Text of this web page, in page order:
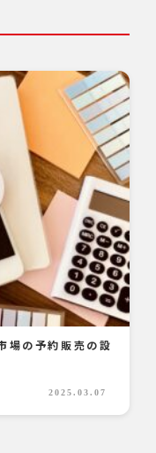
場の予約販売の設
2025.03.07